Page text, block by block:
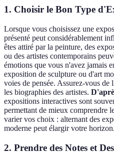
1. Choisir le Bon Type
Lorsque vous choisissez une
présenté peut considérablement
êtes attiré par la peinture, des
ou des artistes contemporains
émotions que vous n'avez jamais
exposition de sculpture ou d'art
voies de pensée. Assurez-vous
les biographies des artistes.
expositions interactives sont
permettant de mieux comprendre
varier vos choix : alternant des
moderne peut élargir votre horizon.
2. Prendre des Notes et